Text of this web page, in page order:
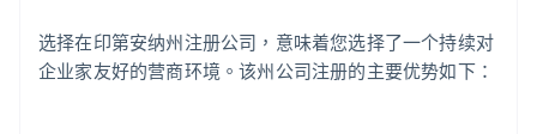
选择在印第安纳州注册公司，意味着您选择了一个持续对
企业家友好的营商环境。该州公司注册的主要优势如下：